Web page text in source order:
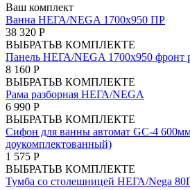
Ваш комплект
Ванна НЕГА/NEGA 1700х950 ПР
38 320 Р
ВЫБРАТЬВ КОМПЛЕКТЕ
Панель НЕГА/NEGA 1700х950 фронт
8 160 Р
ВЫБРАТЬВ КОМПЛЕКТЕ
Рама разборная НЕГА/NEGA
6 990 Р
ВЫБРАТЬВ КОМПЛЕКТЕ
Сифон для ванны автомат GC-4
доукомплектованный)
1 575 Р
ВЫБРАТЬВ КОМПЛЕКТЕ
Тумба со столешницей НЕГА/Nega